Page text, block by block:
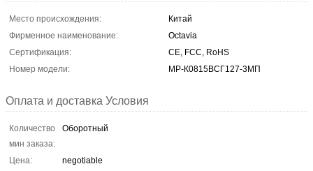
Место происхождения:
Китай
Фирменное наименование:
Octavia
Сертификация:
CE, FCC, RoHS
Номер модели:
МР-К0815ВСГ127-3МП
Оплата и доставка Условия
Количество
мин заказа:
Оборотный
Цена:
negotiable